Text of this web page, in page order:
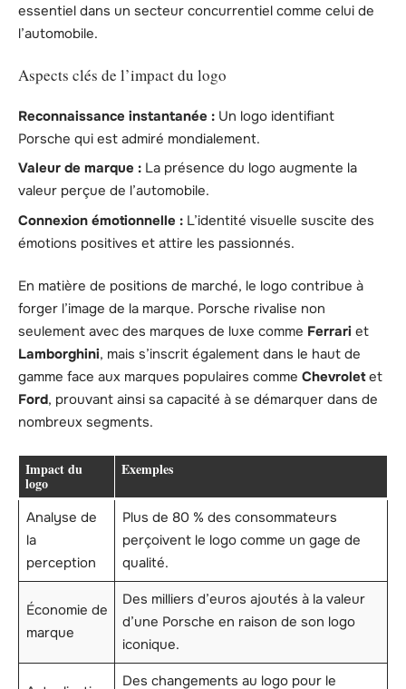
essentiel dans un secteur concurrentiel comme celui de
l’automobile.
Aspects clés de l’impact du logo
Reconnaissance instantanée : Un logo identifiant
Porsche qui est admiré mondialement.
Valeur de marque : La présence du logo augmente la
valeur perçue de l’automobile.
Connexion émotionnelle : L’identité visuelle suscite des
émotions positives et attire les passionnés.
En matière de positions de marché, le logo contribue à
forger l’image de la marque. Porsche rivalise non
seulement avec des marques de luxe comme Ferrari et
Lamborghini, mais s’inscrit également dans le haut de
gamme face aux marques populaires comme Chevroletet
Ford, prouvant ainsi sa capacité à se démarquer dans de
nombreux segments.
Impact du
logo
Exemples
Analyse de
la
perception
Plus de 80 % des consommateurs
perçoivent le logo comme un gage de
qualité.
Économie de
marque
Des milliers d’euros ajoutés à la valeur
d’une Porsche en raison de son logo
iconique.
Des changements au logo pour le